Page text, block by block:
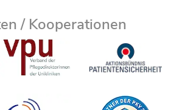
/ Kooperationen